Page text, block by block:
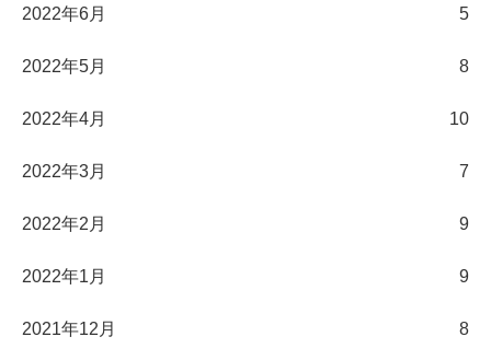
2022年6月 5
2022年5月 8
2022年4月 10
2022年3月 7
2022年2月 9
2022年1月 9
2021年12月 8